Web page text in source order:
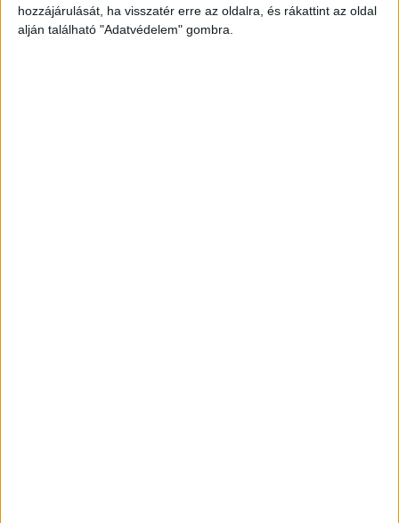
hozzájárulását, ha visszatér erre az oldalra, és rákattint az oldal
alján található "Adatvédelem" gombra.
szerelvényeket és nyomáskiegyenlítő
rendszereket alkalmazunk.